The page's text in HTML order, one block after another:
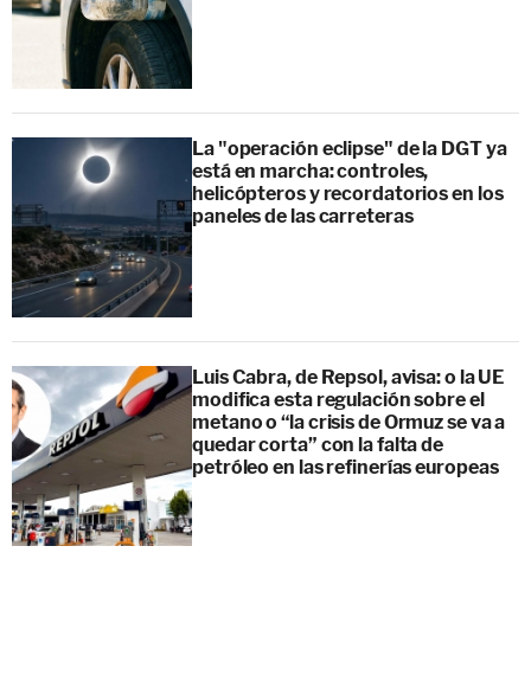
La "operación eclipse" de la DGT ya
está en marcha: controles,
helicópteros y recordatorios en los
paneles de las carreteras
Luis Cabra, de Repsol, avisa: o la UE
modifica esta regulación sobre el
metano o “la crisis de Ormuz se va a
quedar corta” con la falta de
petróleo en las refinerías europeas